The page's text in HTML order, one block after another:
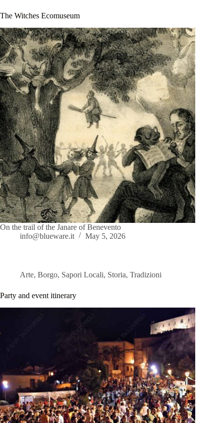
The Witches Ecomuseum
On the trail of the Janare of Benevento
info@blueware.it
May 5, 2026
Arte, Borgo, Sapori Locali, Storia, Tradizioni
Party and event itinerary